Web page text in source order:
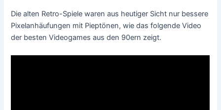
Die alten Retro-Spiele waren aus heutiger Sicht nur bessere
Pixelanhäufungen mit Pieptönen, wie das folgende Video
der besten Videogames aus den 90ern zeigt.